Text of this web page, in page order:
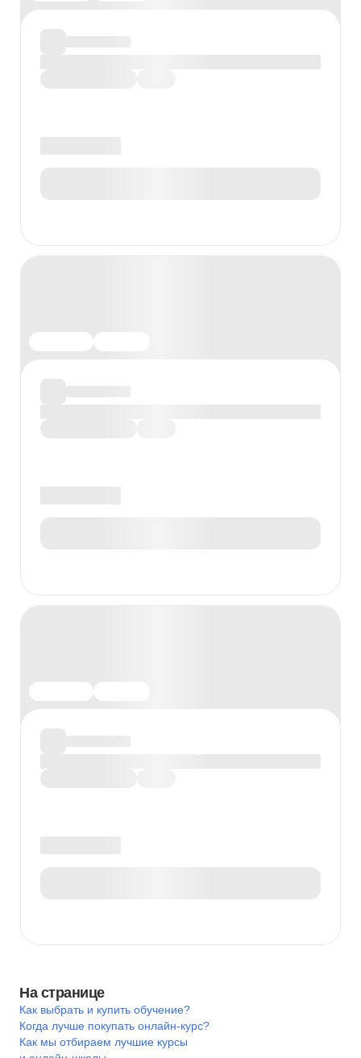
На странице
Как выбрать и купить обучение?
Когда лучше покупать онлайн-курс?
Как мы отбираем лучшие курсы